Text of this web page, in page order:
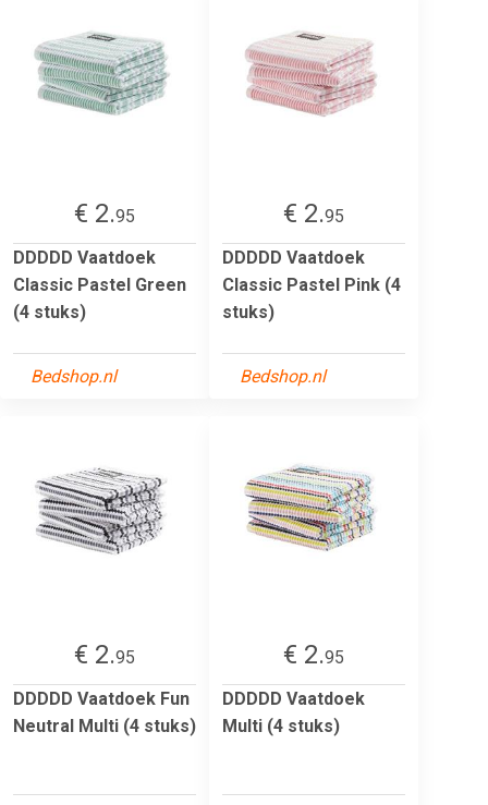
€ 2.95
DDDDD Vaatdoek
Classic Pastel Green
(4 stuks)
Bedshop.nl
€ 2.95
DDDDD Vaatdoek
Classic Pastel Pink (4
stuks)
Bedshop.nl
€ 2.95
DDDDD Vaatdoek Fun
Neutral Multi (4 stuks)
€ 2.95
DDDDD Vaatdoek
Multi (4 stuks)